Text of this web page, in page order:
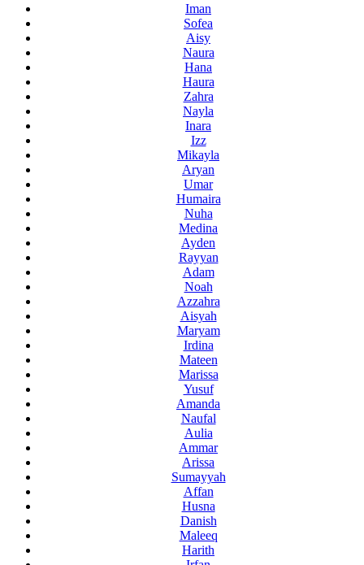
Iman
Sofea
Aisy
Naura
Hana
Haura
Zahra
Nayla
Inara
Izz
Mikayla
Aryan
Umar
Humaira
Nuha
Medina
Ayden
Rayyan
Adam
Noah
Azzahra
Aisyah
Maryam
Irdina
Mateen
Marissa
Yusuf
Amanda
Naufal
Aulia
Ammar
Arissa
Sumayyah
Affan
Husna
Danish
Maleeq
Harith